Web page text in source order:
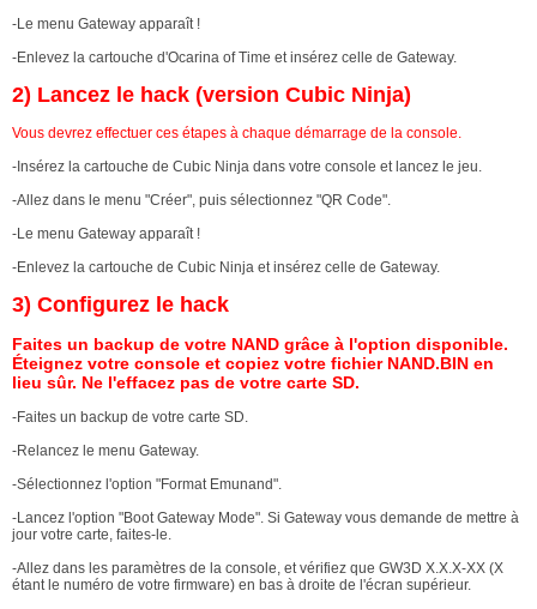
-Le menu Gateway apparaît !
-Enlevez la cartouche d'Ocarina of Time et insérez celle de Gateway.
2) Lancez le hack (version Cubic Ninja)
Vous devrez effectuer ces étapes à chaque démarrage de la console.
-Insérez la cartouche de Cubic Ninja dans votre console et lancez le jeu.
-Allez dans le menu "Créer", puis sélectionnez "QR Code".
-Le menu Gateway apparaît !
-Enlevez la cartouche de Cubic Ninja et insérez celle de Gateway.
3) Configurez le hack
Faites un backup de votre NAND grâce à l'option disponible.
Éteignez votre console et copiez votre fichier NAND.BIN en
lieu sûr. Ne l'effacez pas de votre carte SD.
-Faites un backup de votre carte SD.
-Relancez le menu Gateway.
-Sélectionnez l'option "Format Emunand".
-Lancez l'option "Boot Gateway Mode". Si Gateway vous demande de mettre à
jour votre carte, faites-le.
-Allez dans les paramètres de la console, et vérifiez que GW3D X.X.X-XX (X
étant le numéro de votre firmware) en bas à droite de l'écran supérieur.